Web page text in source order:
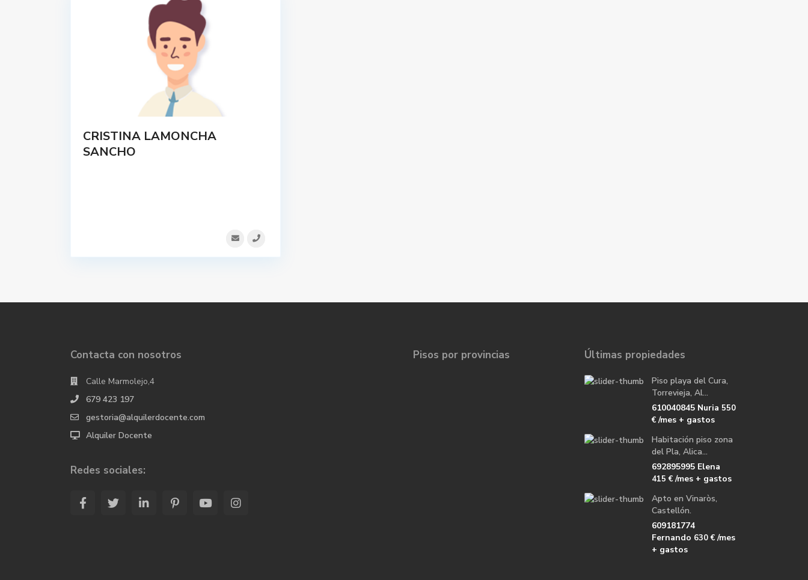
CRISTINA LAMONCHA
SANCHO
Contacta con nosotros
Calle Marmolejo,4
679 423 197
gestoria@alquilerdocente.com
Alquiler Docente
Redes sociales:
Pisos por provincias Últimas propiedades
Piso playa del Cura,
Torrevieja, Al...
610040845 Nuria 550
€/mes + gastos
Habitación piso zona
del Pla, Alica...
692895995 Elena
415 €/mes + gastos
Apto en Vinaròs,
Castellón.
609181774
Fernando 630 €/mes
+ gastos